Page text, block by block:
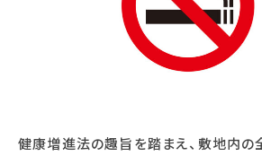
健康増進法の趣旨を踏まえ、敷地内